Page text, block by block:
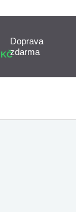
KČ
Doprava
zdarma